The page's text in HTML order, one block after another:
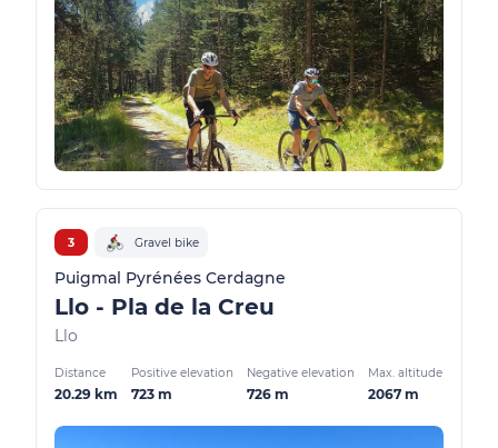
3 Gravel bike
Puigmal Pyrénées Cerdagne
Llo - Pla de la Creu
Llo
Distance
20.29 km
Positive elevation
723 m
Negative elevation
726 m
Max. altitude
2067 m